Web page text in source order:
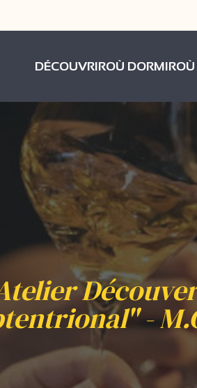
DÉCOUVRIROÙ DORMIROÙ
-